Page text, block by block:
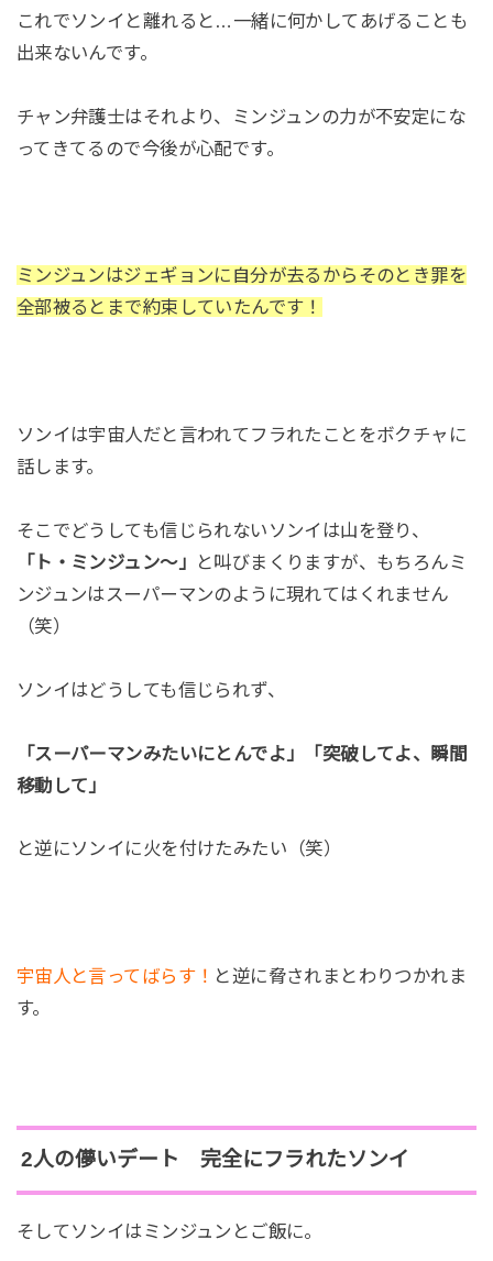
これでソンイと離れると…一緒に何かしてあげることも
出来ないんです。
チャン弁護士はそれより、ミンジュンの力が不安定にな
ってきてるので今後が心配です。
ミンジュンはジェギョンに自分が去るからそのとき罪を
全部被るとまで約束していたんです！
ソンイは宇宙人だと言われてフラれたことをボクチャに
話します。
そこでどうしても信じられないソンイは山を登り、
「ト・ミンジュン～」
と叫びまくりますが、もちろんミ
ンジュンはスーパーマンのように現れてはくれません
（笑）
ソンイはどうしても信じられず、
「スーパーマンみたいにとんでよ」「突破してよ、瞬間
移動して」
と逆にソンイに火を付けたみたい（笑）
宇宙人と言ってばらす！ と逆に脅されまとわりつかれま
す。
2人の儚いデート 完全にフラれたソンイ
そしてソンイはミンジュンとご飯に。